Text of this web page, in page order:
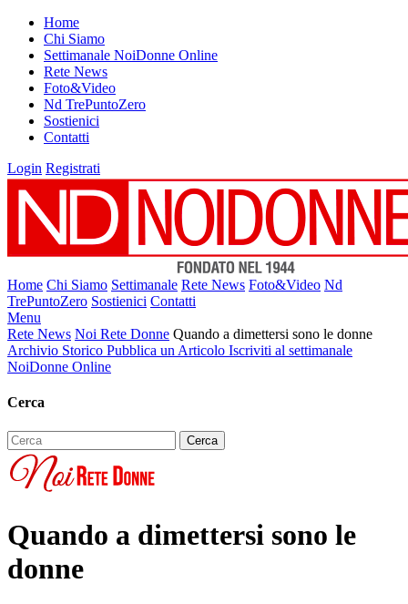
Home
Chi Siamo
Settimanale NoiDonne Online
Rete News
Foto&Video
Nd TrePuntoZero
Sostienici
Contatti
Login Registrati
Home Chi Siamo Settimanale Rete News Foto&Video Nd
TrePuntoZero Sostienici Contatti
Menu
Rete News Noi Rete Donne Quando a dimettersi sono le donne
Archivio Storico Pubblica un Articolo Iscriviti al settimanale
NoiDonne Online
Cerca
Quando a dimettersi sono le
donne